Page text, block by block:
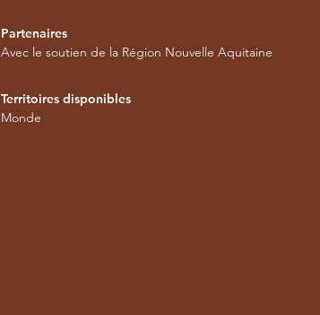
Partenaires
Avec le soutien de la Région Nouvelle Aquitaine
Territoires disponibles
Monde